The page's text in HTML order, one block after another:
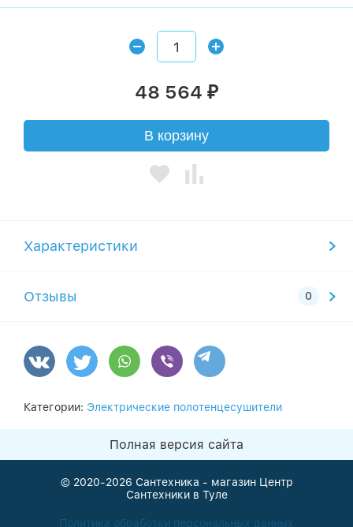
48 564 ₽
В корзину
Характеристики
Отзывы
Категории: Электрические полотенцесушители
Полная версия сайта
© 2020-2026 Сантехника - магазин Центр
Сантехники в Туле
Политика обработки персональных данных